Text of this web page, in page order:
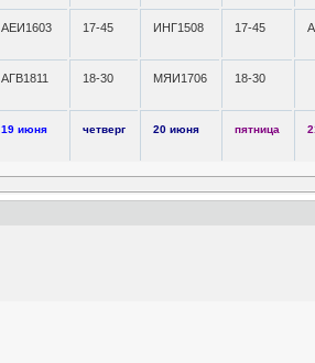
АЕИ1603 17-45 ИНГ1508 17-45
АГВ1811 18-30 МЯИ1706 18-30
19 июня четверг 20 июня пятница